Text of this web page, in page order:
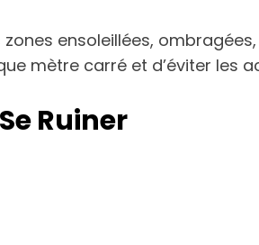
ensoleillées,
mètre carré et d’éviter les
Ruiner